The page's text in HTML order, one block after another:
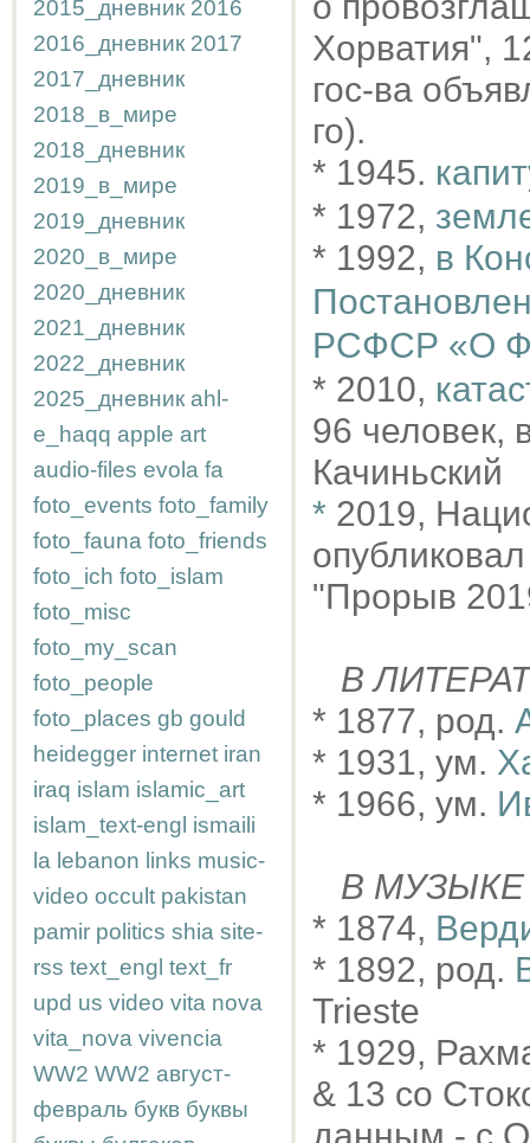
2015_дневник 2016
2016_дневник 2017
2017_дневник
2018_в_мире
2018_дневник
2019_в_мире
2019_дневник
2020_в_мире
2020_дневник
2021_дневник
2022_дневник
2025_дневник ahl-
e_haqq apple art
audio-files evola fa
foto_events foto_family
foto_fauna foto_friends
foto_ich foto_islam
foto_misc
foto_my_scan
foto_people
foto_places gb gould
heidegger internet iran
iraq islam islamic_art
islam_text-engl ismaili
la lebanon links music-
video occult pakistan
pamir politics shia site-
rss text_engl text_fr
upd us video vita nova
vita_nova vivencia
WW2 WW2 август-
февраль букв буквы
Хорватия",
гос-ва
го).
* 1945.
* 1972,
* 1992, в
РСФСР «О
* 2010,
96 человек,
Качиньский
* 2019,
"Прорыв
В
* 1877, род.
* 1931, ум.
* 1966, ум.
В МУЗЫКЕ
* 1874,
* 1892, род.
Trieste
* 1929,
& 13 со